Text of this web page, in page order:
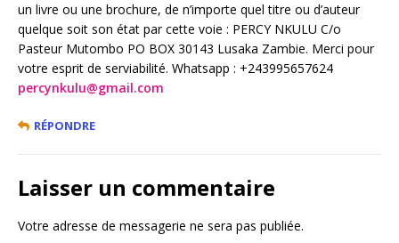
un livre ou une brochure, de n’importe quel titre ou d’auteur
quelque soit son état par cette voie : PERCY NKULU C/o
Pasteur Mutombo PO BOX 30143 Lusaka Zambie. Merci pour
votre esprit de serviabilité. Whatsapp : +243995657624
percynkulu@gmail.com
RÉPONDRE
Laisser un commentaire
Votre adresse de messagerie ne sera pas publiée.